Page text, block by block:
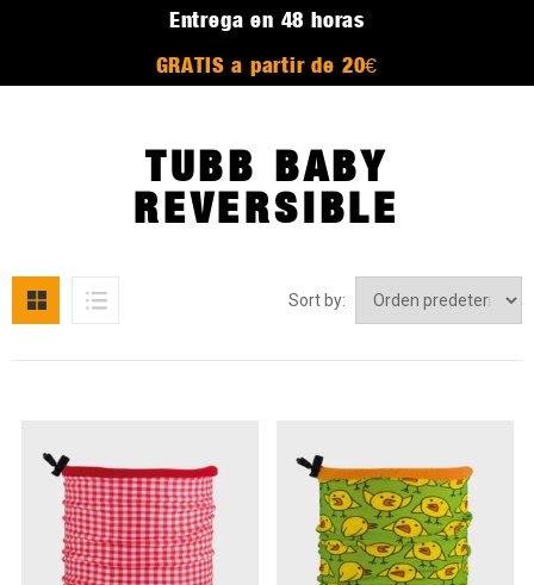
Entrega en 48 horas
GRATIS a partir de 20€
TUBB BABY
REVERSIBLE
Sort by: